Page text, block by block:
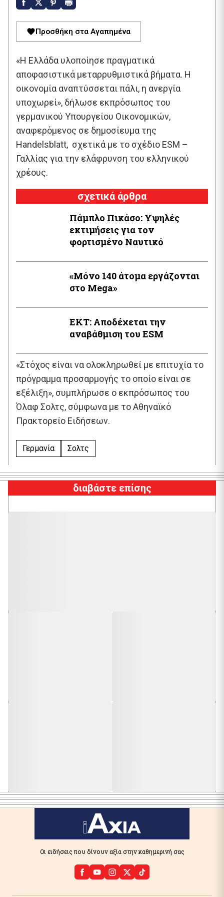
Προσθήκη στα Αγαπημένα
«Η Ελλάδα υλοποίησε πραγματικά
αποφασιστικά μεταρρυθμιστικά βήματα. Η
οικονομία αναπτύσσεται πάλι, η ανεργία
υποχωρεί», δήλωσε εκπρόσωπος του
γερμανικού Υπουργείου Οικονομικών,
αναφερόμενος σε δημοσίευμα της
Handelsblatt, σχετικά με το σχέδιο ESM –
Γαλλίας για την ελάφρυνση του ελληνικού
χρέους.
σχετικά άρθρα
Πάμπλο Πικάσο: Υψηλές
εκτιμήσεις για τον
φορτισμένο Ναυτικό
«Μόνο 140 άτομα εργάζονται
στο Mega»
ΕΚΤ: Αποδέχεται την
αναβάθμιση του ESM
«Στόχος είναι να ολοκληρωθεί με επιτυχία το
πρόγραμμα προσαρμογής το οποίο είναι σε
εξέλιξη», συμπλήρωσε ο εκπρόσωπος του
Όλαφ Σολτς, σύμφωνα με το Αθηναϊκό
Πρακτορείο Ειδήσεων.
Γερμανία Σολτς
διαβάστε επίσης
Οι ειδήσεις που δίνουν αξία στην καθημερινή σας